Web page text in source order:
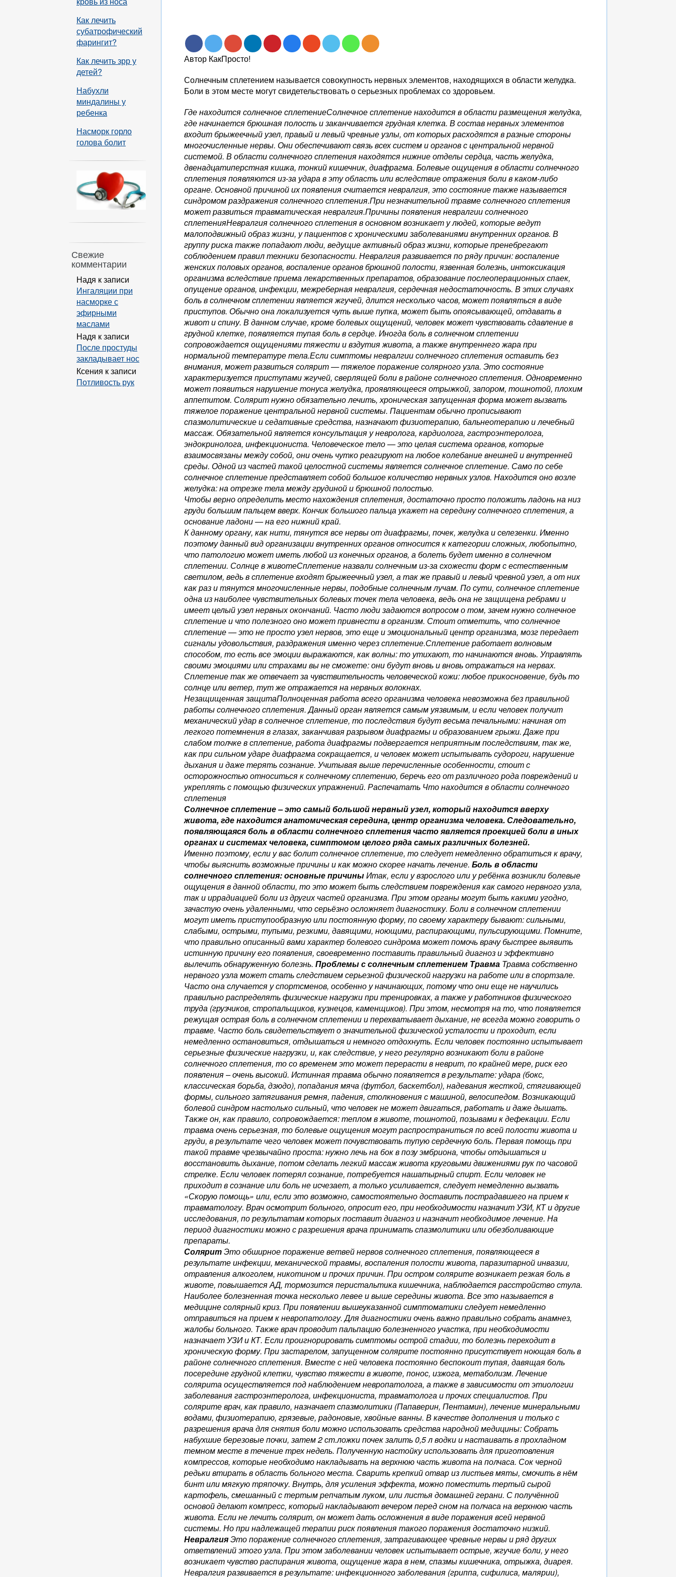
Автор КакПросто!
Солнечным сплетением называется совокупность нервных элементов, находящихся в области желудка.
Боли в этом месте могут свидетельствовать о серьезных проблемах со здоровьем.
Где находится солнечное сплетениеСолнечное сплетение находится в области размещения желудка,
где начинается брюшная полость и заканчивается грудная клетка. В состав нервных элементов
входит брыжеечный узел, правый и левый чревные узлы, от которых расходятся в разные стороны
многочисленные нервы. Они обеспечивают связь всех систем и органов с центральной нервной
системой. В области солнечного сплетения находятся нижние отделы сердца, часть желудка,
двенадцатиперстная кишка, тонкий кишечник, диафрагма. Болевые ощущения в области солнечного
сплетения появляются из-за удара в эту область или вследствие отражения боли в каком-либо
органе. Основной причиной их появления считается невралгия, это состояние также называется
синдромом раздражения солнечного сплетения.При незначительной травме солнечного сплетения
может развиться травматическая невралгия.Причины появления невралгии солнечного
сплетенияНевралгия солнечного сплетения в основном возникает у людей, которые ведут
малоподвижный образ жизни, у пациентов с хроническими заболеваниями внутренних органов. В
группу риска также попадают люди, ведущие активный образ жизни, которые пренебрегают
соблюдением правил техники безопасности. Невралгия развивается по ряду причин: воспаление
женских половых органов, воспаление органов брюшной полости, язвенная болезнь, интоксикация
организма вследствие приема лекарственных препаратов, образование послеоперационных спаек,
опущение органов, инфекции, межреберная невралгия, сердечная недостаточность. В этих случаях
боль в солнечном сплетении является жгучей, длится несколько часов, может появляться в виде
приступов. Обычно она локализуется чуть выше пупка, может быть опоясывающей, отдавать в
живот и спину. В данном случае, кроме болевых ощущений, человек может чувствовать сдавление в
грудной клетке, появляется тупая боль в сердце. Иногда боль в солнечном сплетении
сопровождается ощущениями тяжести и вздутия живота, а также внутреннего жара при
нормальной температуре тела.Если симптомы невралгии солнечного сплетения оставить без
внимания, может развиться солярит — тяжелое поражение солярного узла. Это состояние
характеризуется приступами жгучей, сверлящей боли в районе солнечного сплетения. Одновременно
может появиться нарушение тонуса желудка, проявляющееся отрыжкой, запором, тошнотой, плохим
аппетитом. Солярит нужно обязательно лечить, хроническая запущенная форма может вызвать
тяжелое поражение центральной нервной системы. Пациентам обычно прописывают
спазмолитические и седативные средства, назначают физиотерапию, бальнеотерапию и лечебный
массаж. Обязательной является консультация у невролога, кардиолога, гастроэнтеролога,
эндокринолога, инфекциониста. Человеческое тело — это целая система органов, которые
взаимосвязаны между собой, они очень чутко реагируют на любое колебание внешней и внутренней
среды. Одной из частей такой целостной системы является солнечное сплетение. Само по себе
солнечное сплетение представляет собой большое количество нервных узлов. Находится оно возле
желудка: на отрезке тела между грудиной и брюшной полостью.
Чтобы верно определить место нахождения сплетения, достаточно просто положить ладонь на низ
груди большим пальцем вверх. Кончик большого пальца укажет на середину солнечного сплетения, а
основание ладони — на его нижний край.
К данному органу, как нити, тянутся все нервы от диафрагмы, почек, желудка и селезенки. Именно
поэтому данный вид организации внутренних органов относится к категории сложных, любопытно,
что патологию может иметь любой из конечных органов, а болеть будет именно в солнечном
сплетении. Солнце в животеСплетение назвали солнечным из-за схожести форм с естественным
светилом, ведь в сплетение входят брыжеечный узел, а так же правый и левый чревной узел, а от них
как раз и тянутся многочисленные нервы, подобные солнечным лучам. По сути, солнечное сплетение
одна из наиболее чувствительных болевых точек тела человека, ведь она не защищена ребрами и
имеет целый узел нервных окончаний. Часто люди задаются вопросом о том, зачем нужно солнечное
сплетение и что полезного оно может привнести в организм. Стоит отметить, что солнечное
сплетение — это не просто узел нервов, это еще и эмоциональный центр организма, мозг передает
сигналы удовольствия, раздражения именно через сплетение.Сплетение работает волновым
способом, то есть все эмоции выражаются, как волны: то утихают, то начинаются вновь. Управлять
своими эмоциями или страхами вы не сможете: они будут вновь и вновь отражаться на нервах.
Сплетение так же отвечает за чувствительность человеческой кожи: любое прикосновение, будь то
солнце или ветер, тут же отражается на нервных волокнах.
Незащищенная защитаПолноценная работа всего организма человека невозможна без правильной
работы солнечного сплетения. Данный орган является самым уязвимым, и если человек получит
механический удар в солнечное сплетение, то последствия будут весьма печальными: начиная от
легкого потемнения в глазах, заканчивая разрывом диафрагмы и образованием грыжи. Даже при
слабом толчке в сплетение, работа диафрагмы подвергается неприятным последствиям, так же,
как при сильном ударе диафрагма сокращается, и человек может испытывать судороги, нарушение
дыхания и даже терять сознание. Учитывая выше перечисленные особенности, стоит с
осторожностью относиться к солнечному сплетению, беречь его от различного рода повреждений и
укреплять с помощью физических упражнений. Распечатать Что находится в области солнечного
сплетения
Солнечное сплетение – это самый большой нервный узел, который находится вверху
живота, где находится анатомическая середина, центр организма человека. Следовательно,
появляющаяся боль в области солнечного сплетения часто является проекцией боли в иных
органах и системах человека, симптомом целого ряда самых различных болезней.
Именно поэтому, если у вас болит солнечное сплетение, то следует немедленно обратиться к врачу,
чтобы выяснить возможные причины и как можно скорее начать лечение.Боль в области
солнечного сплетения: основные причиныИтак, если у взрослого или у ребёнка возникли болевые
ощущения в данной области, то это может быть следствием повреждения как самого нервного узла,
так и иррадиацией боли из других частей организма. При этом органы могут быть какими угодно,
зачастую очень удаленными, что серьёзно осложняет диагностику. Боли в солнечном сплетении
могут иметь приступообразную или постоянную форму, по своему характеру бывают: сильными,
слабыми, острыми, тупыми, резкими, давящими, ноющими, распирающими, пульсирующими. Помните,
что правильно описанный вами характер болевого синдрома может помочь врачу быстрее выявить
истинную причину его появления, своевременно поставить правильный диагноз и эффективно
вылечить обнаруженную болезнь.Проблемы с солнечным сплетением Травма Травма собственно
нервного узла может стать следствием серьезной физической нагрузки на работе или в спортзале.
Часто она случается у спортсменов, особенно у начинающих, потому что они еще не научились
правильно распределять физические нагрузки при тренировках, а также у работников физического
труда (грузчиков, стропальщиков, кузнецов, каменщиков). При этом, несмотря на то, что появляется
режущая острая боль в солнечном сплетении и перехватывает дыхание, не всегда можно говорить о
травме. Часто боль свидетельствует о значительной физической усталости и проходит, если
немедленно остановиться, отдышаться и немного отдохнуть. Если человек постоянно испытывает
серьезные физические нагрузки, и, как следствие, у него регулярно возникают боли в районе
солнечного сплетения, то со временем это может перерасти в неврит, по крайней мере, риск его
появления – очень высокий. Истинная травма обычно появляется в результате: удара (бокс,
классическая борьба, дзюдо), попадания мяча (футбол, баскетбол), надевания жесткой, стягивающей
формы, сильного затягивания ремня, падения, столкновения с машиной, велосипедом. Возникающий
болевой синдром настолько сильный, что человек не может двигаться, работать и даже дышать.
Также он, как правило, сопровождается: теплом в животе, тошнотой, позывами к дефекации. Если
травма очень серьезная, то болевые ощущения могут распространиться по всей полости живота и
груди, в результате чего человек может почувствовать тупую сердечную боль. Первая помощь при
такой травме чрезвычайно проста: нужно лечь на бок в позу эмбриона, чтобы отдышаться и
восстановить дыхание, потом сделать легкий массаж живота круговыми движениями рук по часовой
стрелке. Если человек потерял сознание, потребуется нашатырный спирт. Если человек не
приходит в сознание или боль не исчезает, а только усиливается, следует немедленно вызвать
«Скорую помощь» или, если это возможно, самостоятельно доставить пострадавшего на прием к
травматологу. Врач осмотрит больного, опросит его, при необходимости назначит УЗИ, КТ и другие
исследования, по результатам которых поставит диагноз и назначит необходимое лечение. На
период диагностики можно с разрешения врача принимать спазмолитики или обезболивающие
препараты.
СоляритЭто обширное поражение ветвей нервов солнечного сплетения, появляющееся в
результате инфекции, механической травмы, воспаления полости живота, паразитарной инвазии,
отравления алкоголем, никотином и прочих причин. При остром солярите возникает резкая боль в
животе, повышается АД, тормозится перистальтика кишечника, наблюдается расстройство стула.
Наиболее болезненная точка несколько левее и выше середины живота. Все это называется в
медицине солярный криз. При появлении вышеуказанной симптоматики следует немедленно
отправиться на прием к невропатологу. Для диагностики очень важно правильно собрать анамнез,
жалобы больного. Также врач проводит пальпацию болезненного участка, при необходимости
назначает УЗИ и КТ. Если проигнорировать симптомы острой стадии, то болезнь переходит в
хроническую форму. При застарелом, запущенном солярите постоянно присутствует ноющая боль в
районе солнечного сплетения. Вместе с ней человека постоянно беспокоит тупая, давящая боль
посередине грудной клетки, чувство тяжести в животе, понос, изжога, метаболизм. Лечение
солярита осуществляется под наблюдением невропатолога, а также в зависимости от этиологии
заболевания гастроэнтеролога, инфекциониста, травматолога и прочих специалистов. При
солярите врач, как правило, назначает спазмолитики (Папаверин, Пентамин), лечение минеральными
водами, физиотерапию, грязевые, радоновые, хвойные ванны. В качестве дополнения и только с
разрешения врача для снятия боли можно использовать средства народной медицины: Собрать
набухшие березовые почки, затем 2 ст.ложки почек залить 0,5 л водки и настаивать в прохладном
темном месте в течение трех недель. Полученную настойку использовать для приготовления
компрессов, которые необходимо накладывать на верхнюю часть живота на полчаса. Сок черной
редьки втирать в область больного места. Сварить крепкий отвар из листьев мяты, смочить в нём
бинт или мягкую тряпочку. Внутрь, для усиления эффекта, можно поместить тертый сырой
картофель, смешанный с тертым репчатым луком, или листья домашней герани. С получённой
основой делают компресс, который накладывают вечером перед сном на полчаса на верхнюю часть
живота. Если не лечить солярит, он может дать осложнения в виде поражения всей нервной
системы. Но при надлежащей терапии риск появления такого поражения достаточно низкий.
НевралгияЭто поражение солнечного сплетения, затрагивающее чревные нервы и ряд других
ответвлений этого узла. При этом заболевании человек испытывает острые, жгучие боли, у него
возникает чувство распирания живота, ощущение жара в нем, спазмы кишечника, отрыжка, диарея.
Невралгия развивается в результате: инфекционного заболевания (гриппа, сифилиса, малярии),
Как лечить
субатрофический
фарингит?
Как лечить зрр у
детей?
Набухли
миндалины у
ребенка
Насморк горло
голова болит
Свежие
комментарии
Надя к записи
Ингаляции при
насморке с
эфирными
маслами
Надя к записи
После простуды
закладывает нос
Ксения к записи
Потливость рук